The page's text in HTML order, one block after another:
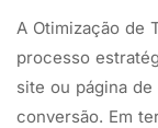
A Otimização de
processo
site ou página
conversão. Em